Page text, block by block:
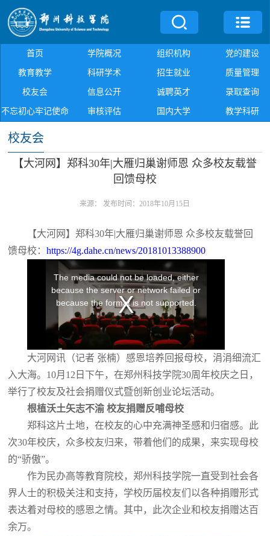
首页 学院概况 组织机构 党的建设
教育教学 科研学术 招生就业 质量管理
校友会 信息公开 诚聘英才 录取查询
不忘初心牢记使命 审核评估 国内大学 教学科研
校友会
【大河网】郑科30年|大雁归巢谢师恩 众多校友载誉
回馈母校
来源： 发布时间：2018年10月15日
【大河网】郑科30年|大雁归巢谢师恩 众多校友载誉回
馈母校：https://4g.dahe.cn/news/20181013388900
大河网讯（记者 张楠）感恩培养回报母校，涓涓细流汇
入大海。10月12日下午，在郑州科技学院30周年校庆之日，
举行了校友及社会捐赠仪式暨创新创业论坛活动。
根植沃土矢志不渝 校友捐赠反哺母校
郑科这片土地，在校友的心中充满神圣感和归宿感。此
次30年校庆，众多校友归来，带着他们的成果，来实现母校
的“骄傲”。
作为民办高等教育院校，郑州科技学院一直受到社会各
界人士的积极关注和支持，学校历届校友们以各种捐赠形式
表达着对母校的感恩之情。其中，此次企业和校友捐赠达百
余万。